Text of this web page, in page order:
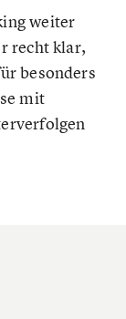
weiter
recht klar,
besonders
mit